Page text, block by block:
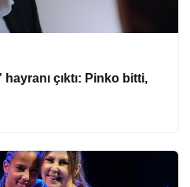
hayranı çıktı: Pinko bitti,